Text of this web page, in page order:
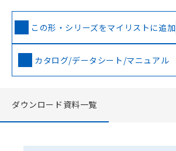
この形・シリーズをマイリストに追加
カタログ/データシート/マニュアル
ダウンロード資料一覧